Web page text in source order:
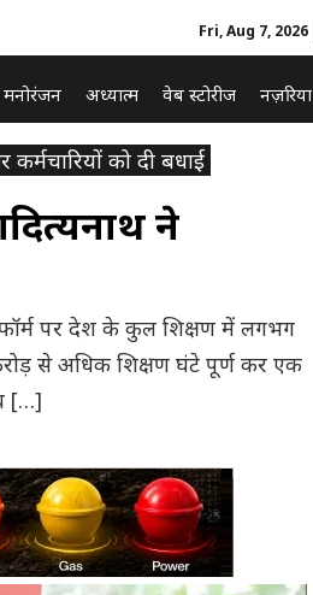
Fri, Aug 7, 2026
मनोरंजन अध्यात्म वेब स्टोरीज नज़रिया
को दी बधाई
ने
पर देश के कुल शिक्षण में लगभग
करोड़ से अधिक शिक्षण घंटे पूर्ण कर एक
[…]